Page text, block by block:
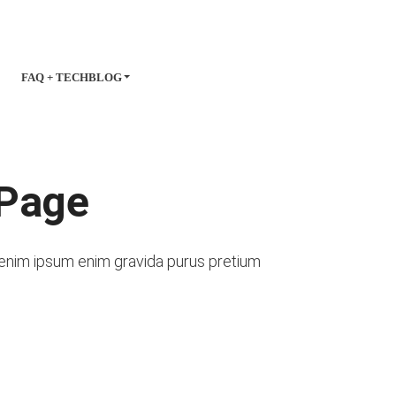
FAQ + TECHBLOG
ipsum enim gravida purus pretium